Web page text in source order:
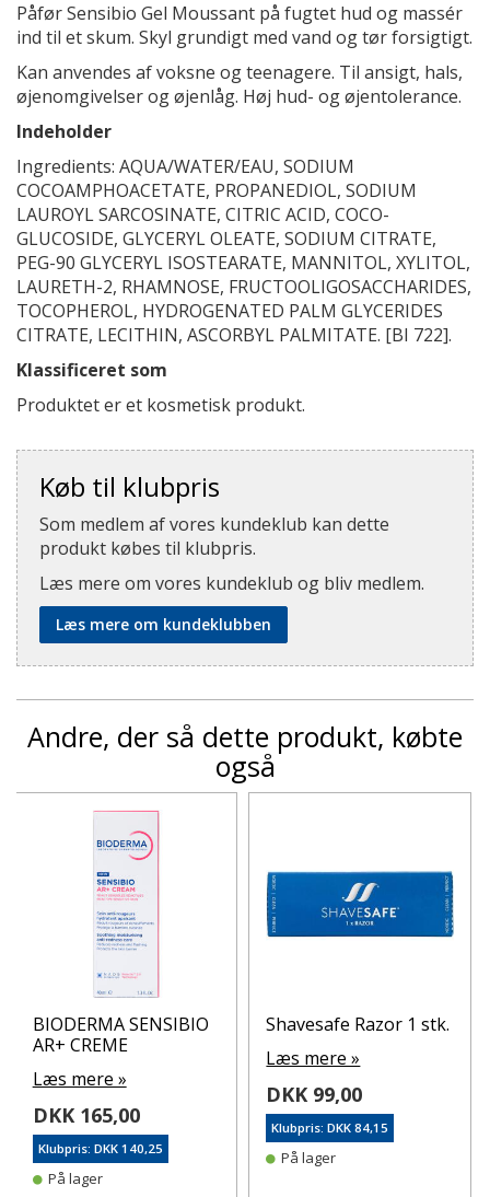
Påfør Sensibio Gel Moussant på fugtet hud og massér
ind til et skum. Skyl grundigt med vand og tør forsigtigt.
Kan anvendes af voksne og teenagere. Til ansigt, hals,
øjenomgivelser og øjenlåg. Høj hud- og øjentolerance.
Indeholder
Ingredients: AQUA/WATER/EAU, SODIUM
COCOAMPHOACETATE, PROPANEDIOL, SODIUM
LAUROYL SARCOSINATE, CITRIC ACID, COCO-
GLUCOSIDE, GLYCERYL OLEATE, SODIUM CITRATE,
PEG-90 GLYCERYL ISOSTEARATE, MANNITOL, XYLITOL,
LAURETH-2, RHAMNOSE, FRUCTOOLIGOSACCHARIDES,
TOCOPHEROL, HYDROGENATED PALM GLYCERIDES
CITRATE, LECITHIN, ASCORBYL PALMITATE. [BI 722].
Klassificeret som
Produktet er et kosmetisk produkt.
Køb til klubpris
Som medlem af vores kundeklub kan dette
produkt købes til klubpris.
Læs mere om vores kundeklub og bliv medlem.
Læs mere om kundeklubben
Andre, der så dette produkt, købte
også
BIODERMA SENSIBIO
AR+ CREME
Læs mere »
DKK 165,00
Klubpris: DKK 140,25
På lager
Shavesafe Razor 1 stk.
Læs mere »
DKK 99,00
Klubpris: DKK 84,15
På lager